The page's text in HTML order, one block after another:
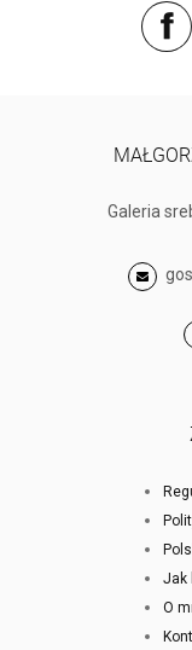
Galeria
Jak
O